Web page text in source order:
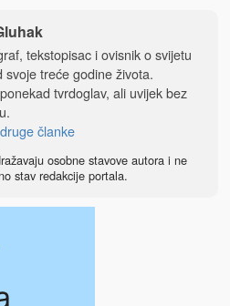
tekstopisac i ovisnik o svijetu
svoje treće godine života.
tvrdoglav, ali uvijek bez
članke
osobne stavove autora i ne
stav redakcije portala.